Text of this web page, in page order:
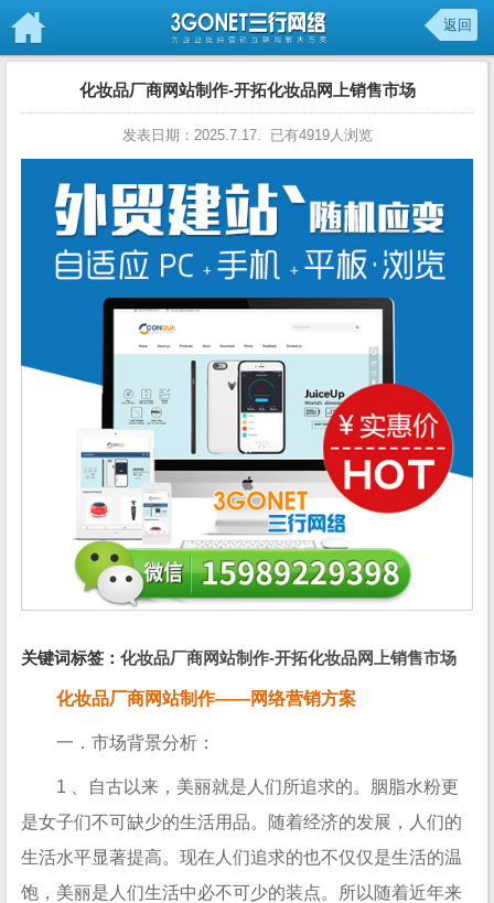
返回
化妆品厂商网站制作-开拓化妆品网上销售市场
发表日期：2025.7.17. 已有4919人浏览
关键词标签： 化妆品厂商网站制作-开拓化妆品网上销售市场
化妆品厂商网站制作——网络营销方案
一．市场背景分析：
1 、自古以来，美丽就是人们所追求的。胭脂水粉更
是女子们不可缺少的生活用品。随着经济的发展，人们的
生活水平显著提高。现在人们追求的也不仅仅是生活的温
饱，美丽是人们生活中必不可少的装点。所以随着近年来